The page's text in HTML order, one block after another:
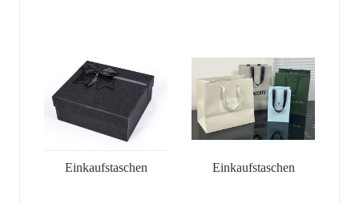
Einkaufstaschen Einkaufstaschen